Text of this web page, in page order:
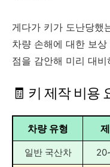
게다가 키가 도난당했
차량 손해에 대한 보
점을 감안해 미리 대
🧾 키 제작 비용
차량 유형
일반 국산차